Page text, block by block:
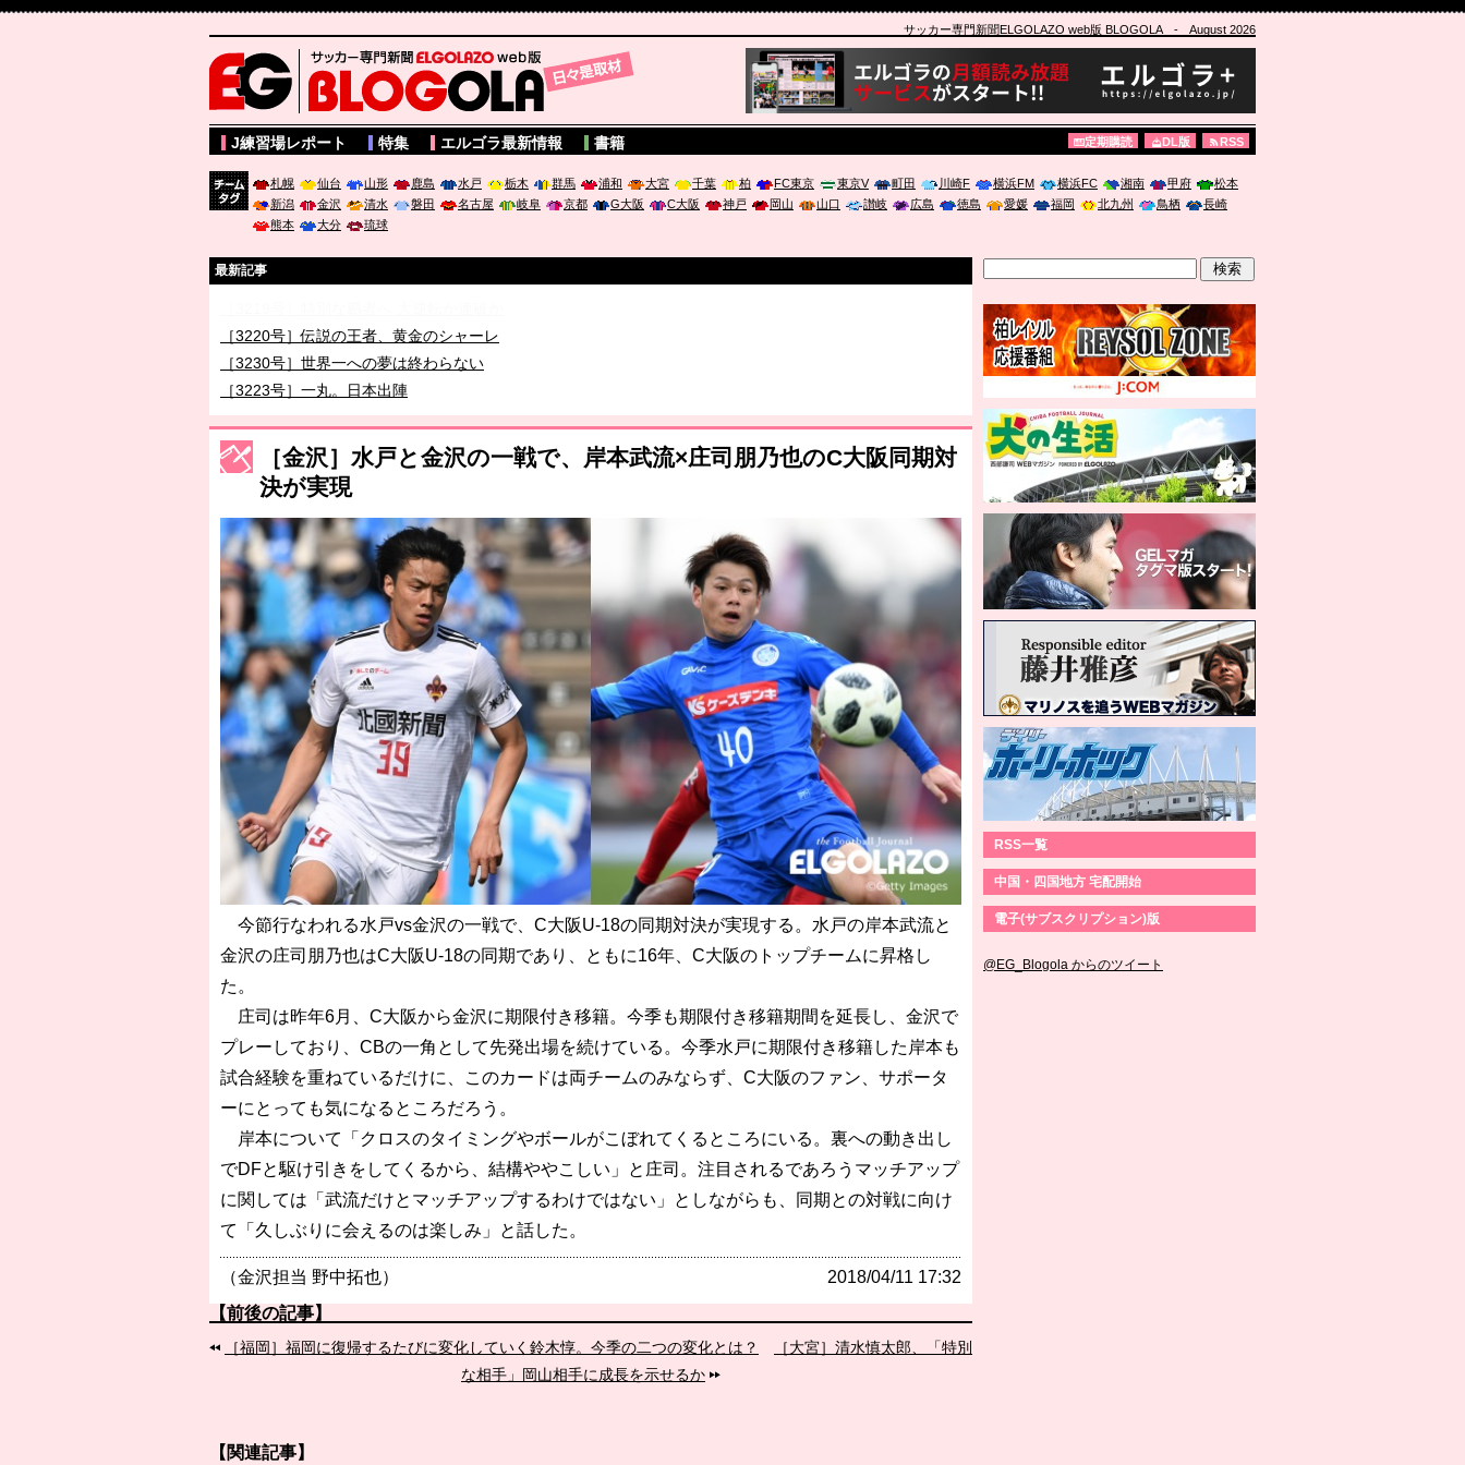
サッカー専門新聞ELGOLAZO web版 BLOGOLA- August 2026
サッカー専門新聞ELGOLAZO web版 BLOGOLA
J練習場レポート 特集 エルゴラ最新情報 書籍 定期購読 DL版 RSS
札幌 仙台 山形 鹿島 水戸 栃木 群馬 浦和 大宮 千葉 柏 FC東京 東京V 町田 川崎F 横浜FM 横浜FC 湘南 甲府
松本
新潟
金沢 清水 磐田 名古屋 岐阜 京都 G大阪 C大阪 神戸 岡山 山口 讃岐 広島 徳島 愛媛 福岡 北九州 鳥栖
長崎
熊本
大分 琉球
最新記事
［3220号］伝説の王者、黄金のシャーレ
［3230号］世界一への夢は終わらない
［3223号］一丸。日本出陣
［3222号］史上最大のW杯開幕 注目は「個」
長谷川 アーリアジャスールさんがシンポジウム「気候変動から命を守る ～エネルギー危機時代の猛暑対策～」に登壇
［金沢］水戸と金沢の一戦で、岸本武流×庄司朋乃也のC大阪同期対
決が実現
今節行なわれる水戸vs金沢の一戦で、C大阪U-18の同期対決が実現する。水戸の岸本武流と
金沢の庄司朋乃也はC大阪U-18の同期であり、ともに16年、C大阪のトップチームに昇格し
た。
庄司は昨年6月、C大阪から金沢に期限付き移籍。今季も期限付き移籍期間を延長し、金沢で
プレーしており、CBの一角として先発出場を続けている。今季水戸に期限付き移籍した岸本も
試合経験を重ねているだけに、このカードは両チームのみならず、C大阪のファン、サポータ
ーにとっても気になるところだろう。
岸本について「クロスのタイミングやボールがこぼれてくるところにいる。裏への動き出し
でDFと駆け引きをしてくるから、結構ややこしい」と庄司。注目されるであろうマッチアップ
に関しては「武流だけとマッチアップするわけではない」としながらも、同期との対戦に向け
て「久しぶりに会えるのは楽しみ」と話した。
（金沢担当 野中拓也） 2018/04/11 17:32
【前後の記事】
［福岡］福岡に復帰するたびに変化していく鈴木惇。今季の二つの変化とは？
［大宮］清水慎太郎、「特別
な相手」岡山相手に成長を示せるか
【関連記事】
RSS一覧
中国・四国地方 宅配開始
電子(サブスクリプション)版
@EG_Blogola からのツイート